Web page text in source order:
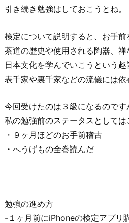
引き続き勉強はしておこうとね。
検定について説明すると、お手前
茶道の歴史や使用される陶器、禅
日本文化を学んでいこうという趣
表千家や裏千家などの流儀には依
今回受けたのは３級になるのです
私の勉強前のステータスとしては
・９ヶ月ほどのお手前稽古
・へうげもの全巻読んだ
勉強の進め方
-１ヶ月前にiPhoneの検定アプリ